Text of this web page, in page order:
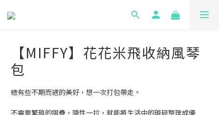
【MIFFY】花花米飛收納風琴
包
總有些不期而遇的美好，想一次打包帶走。
不需要繁瑣的摺疊，隨性一拉，就能將生活中的瑣碎整理成優